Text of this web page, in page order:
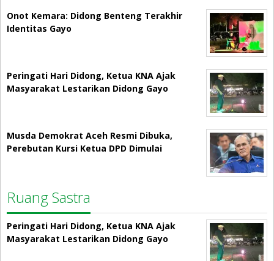
Onot Kemara: Didong Benteng Terakhir
Identitas Gayo
Peringati Hari Didong, Ketua KNA Ajak
Masyarakat Lestarikan Didong Gayo
Musda Demokrat Aceh Resmi Dibuka,
Perebutan Kursi Ketua DPD Dimulai
Ruang Sastra
Peringati Hari Didong, Ketua KNA Ajak
Masyarakat Lestarikan Didong Gayo